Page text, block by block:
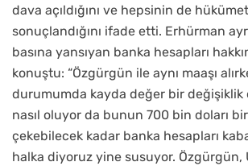
dava açıldığını ve hepsinin de
sonuçlandığını ifade etti. Erhürman
basına yansıyan banka hesapları
konuştu: “Özgürgün ile aynı maaşı
durumumda kayda değer bir değişiklik
nasıl oluyor da bunun 700 bin doları
çekebilecek kadar banka hesapları
halka diyoruz yine susuyor. Özgürgün,